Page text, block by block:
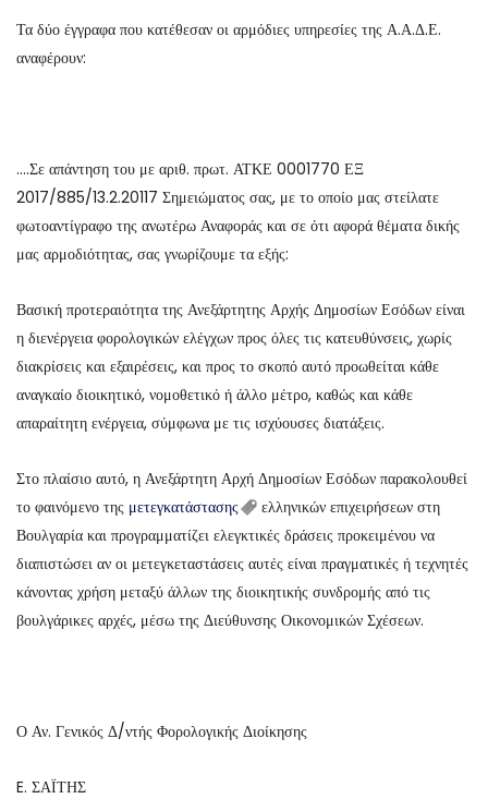
Τα δύο έγγραφα που κατέθεσαν οι αρμόδιες υπηρεσίες της Α.Α.Δ.Ε.
αναφέρουν:
….Σε απάντηση του με αριθ. πρωτ. ΑΤΚΕ 0001770 ΕΞ
2017/885/13.2.20117 Σημειώματος σας, με το οποίο μας στείλατε
φωτοαντίγραφο της ανωτέρω Αναφοράς και σε ότι αφορά θέματα δικής
μας αρμοδιότητας, σας γνωρίζουμε τα εξής:
Βασική προτεραιότητα της Ανεξάρτητης Αρχής Δημοσίων Εσόδων είναι
η διενέργεια φορολογικών ελέγχων προς όλες τις κατευθύνσεις, χωρίς
διακρίσεις και εξαιρέσεις, και προς το σκοπό αυτό προωθείται κάθε
αναγκαίο διοικητικό, νομοθετικό ή άλλο μέτρο, καθώς και κάθε
απαραίτητη ενέργεια, σύμφωνα με τις ισχύουσες διατάξεις.
Στο πλαίσιο αυτό, η Ανεξάρτητη Αρχή Δημοσίων Εσόδων παρακολουθεί
το φαινόμενο της μετεγκατάστασης
ελληνικών επιχειρήσεων στη
Βουλγαρία και προγραμματίζει ελεγκτικές δράσεις προκειμένου να
διαπιστώσει αν οι μετεγκεταστάσεις αυτές είναι πραγματικές ή τεχνητές
κάνοντας χρήση μεταξύ άλλων της διοικητικής συνδρομής από τις
βουλγάρικες αρχές, μέσω της Διεύθυνσης Οικονομικών Σχέσεων.
Ο Αν. Γενικός Δ/ντής Φορολογικής Διοίκησης
E. ΣΑΪΤΗΣ